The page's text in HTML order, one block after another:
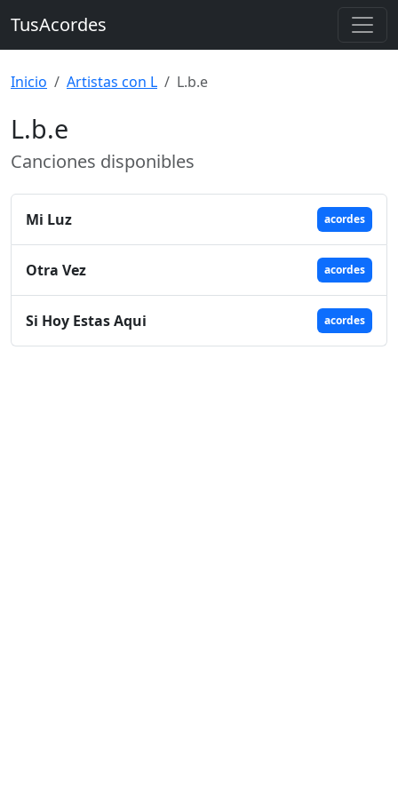
TusAcordes
Inicio Artistas con L L.b.e
L.b.e
Canciones disponibles
Mi Luz acordes
Otra Vez acordes
Si Hoy Estas Aqui acordes